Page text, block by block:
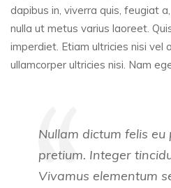
dapibus in, viverra quis, feugiat
nulla ut metus varius laoreet.
imperdiet. Etiam ultricies nisi vel
ullamcorper ultricies nisi. Nam
Nullam dictum felis eu
pretium. Integer
Vivamus elementum